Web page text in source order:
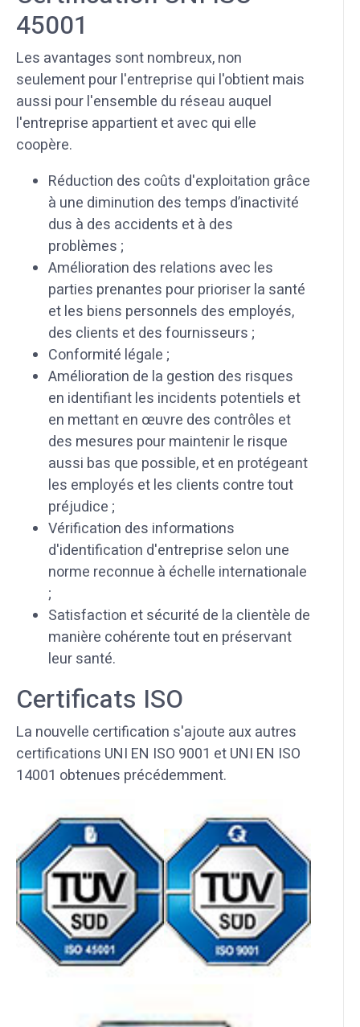
45001
Les avantages sont nombreux, non
seulement pour l'entreprise qui l'obtient mais
aussi pour l'ensemble du réseau auquel
l'entreprise appartient et avec qui elle
coopère.
Réduction des coûts d'exploitation grâce
à une diminution des temps d’inactivité
dus à des accidents et à des
problèmes ;
Amélioration des relations avec les
parties prenantes pour prioriser la santé
et les biens personnels des employés,
des clients et des fournisseurs ;
Conformité légale ;
Amélioration de la gestion des risques
en identifiant les incidents potentiels et
en mettant en œuvre des contrôles et
des mesures pour maintenir le risque
aussi bas que possible, et en protégeant
les employés et les clients contre tout
préjudice ;
Vérification des informations
d'identification d'entreprise selon une
norme reconnue à échelle internationale
;
Satisfaction et sécurité de la clientèle de
manière cohérente tout en préservant
leur santé.
Certificats ISO
La nouvelle certification s'ajoute aux autres
certifications UNI EN ISO 9001 et UNI EN ISO
14001 obtenues précédemment.